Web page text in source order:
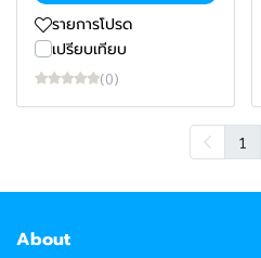
รายการโปรด
เปรียบเทียบ
(0)
1
About